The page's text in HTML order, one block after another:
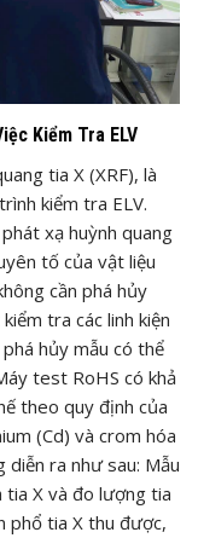
Kiểm Tra ELV
tia X (XRF), là
kiểm tra ELV.
xạ huỳnh quang
tố của vật liệu
cần phá hủy
tra các linh kiện
hủy mẫu có thể
test RoHS có khả
theo quy định của
(Cd) và crom hóa
ra như sau: Mẫu
tia X và đo lượng tia
phổ tia X thu được,